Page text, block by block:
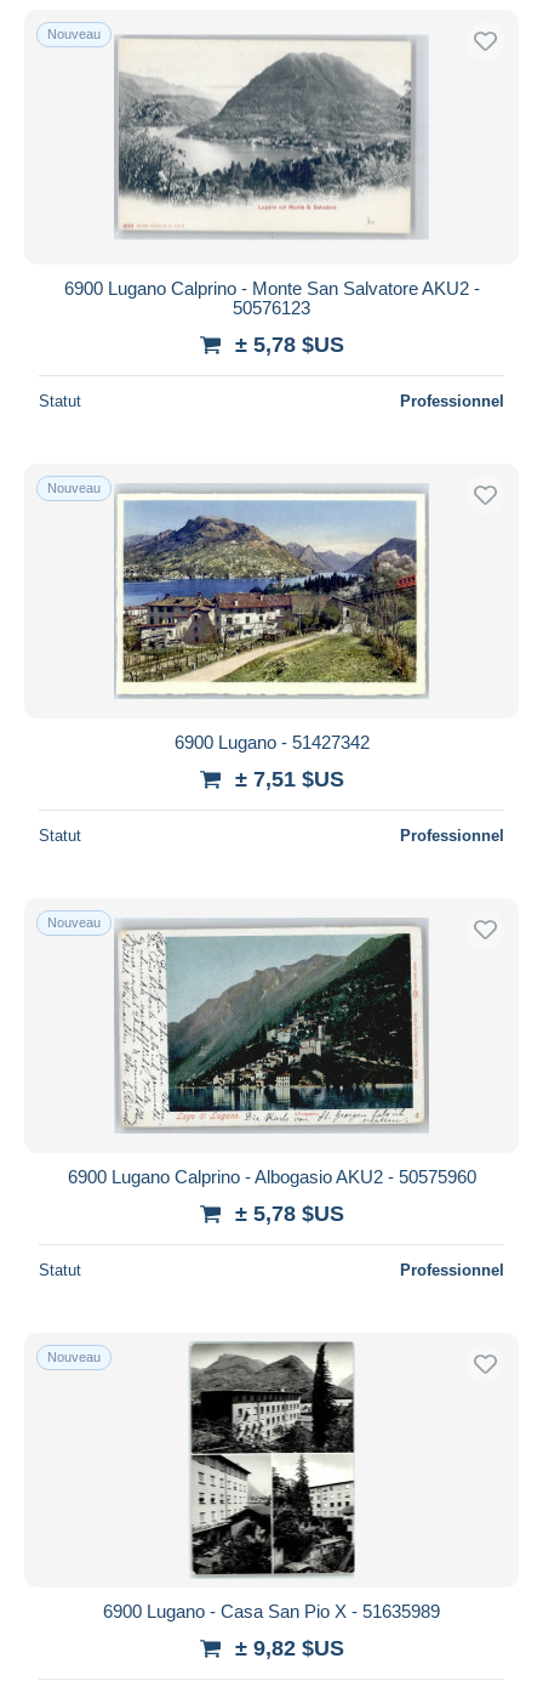
Nouveau
6900 Lugano Calprino - Monte San Salvatore AKU2 -
50576123
± 5,78 $US
Statut Professionnel
Nouveau
6900 Lugano - 51427342
± 7,51 $US
Statut Professionnel
Nouveau
6900 Lugano Calprino - Albogasio AKU2 - 50575960
± 5,78 $US
Statut Professionnel
Nouveau
6900 Lugano - Casa San Pio X - 51635989
± 9,82 $US